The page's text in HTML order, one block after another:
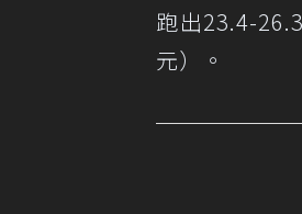
跑出23.4-
元）。